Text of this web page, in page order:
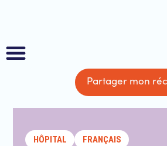
Partager mon
HÔPITAL FRANÇAIS